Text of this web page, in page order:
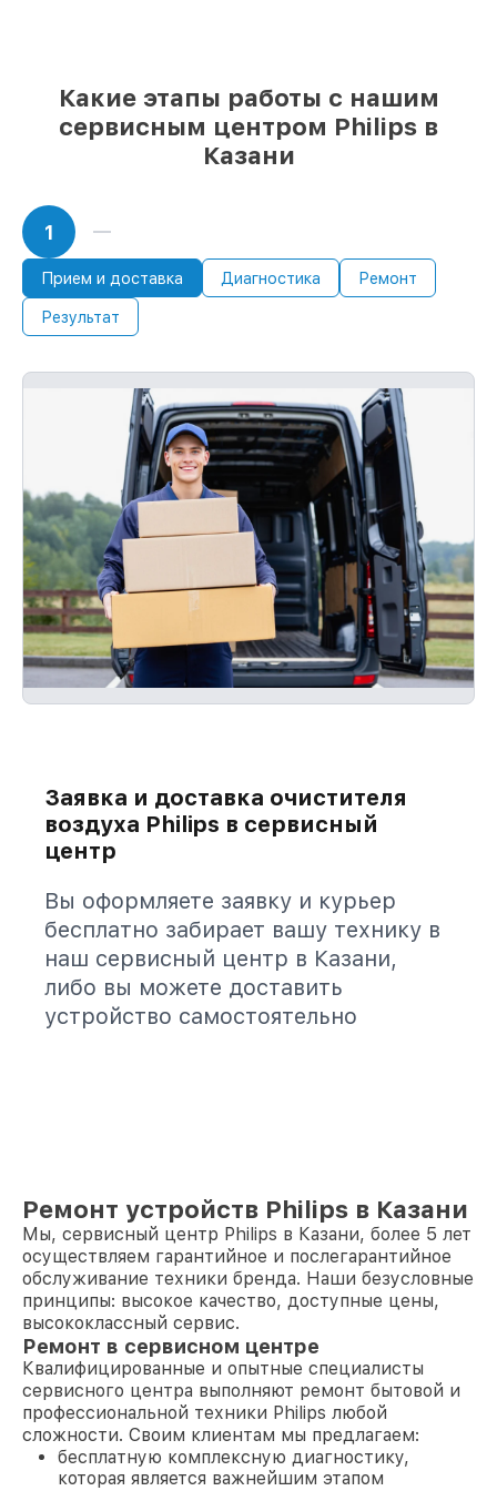
Какие этапы работы с нашим
сервисным центром Philips в
Казани
1
Прием и доставка Диагностика Ремонт
Результат
Заявка и доставка очистителя
воздуха Philips в сервисный
центр
Вы оформляете заявку и курьер
бесплатно забирает вашу технику в
наш сервисный центр в Казани,
либо вы можете доставить
устройство самостоятельно
Ремонт устройств Philips в Казани
Мы, сервисный центр Philips в Казани, более 5 лет
осуществляем гарантийное и послегарантийное
обслуживание техники бренда. Наши безусловные
принципы: высокое качество, доступные цены,
высококлассный сервис.
Ремонт в сервисном центре
Квалифицированные и опытные специалисты
сервисного центра выполняют ремонт бытовой и
профессиональной техники Philips любой
сложности. Своим клиентам мы предлагаем:
бесплатную комплексную диагностику,
которая является важнейшим этапом